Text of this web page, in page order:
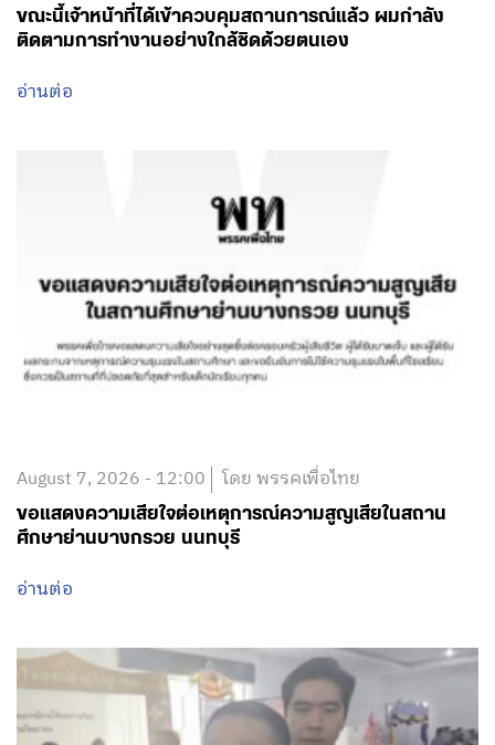
ขณะนี้เจ้าหน้าที่ได้เข้าควบคุมสถานการณ์แล้ว ผมกำลัง
ติดตามการทำงานอย่างใกล้ชิดด้วยตนเอง
อ่านต่อ
August 7, 2026 - 12:00 โดย พรรคเพื่อไทย
ขอแสดงความเสียใจต่อเหตุการณ์ความสูญเสียในสถาน
ศึกษาย่านบางกรวย นนทบุรี
อ่านต่อ